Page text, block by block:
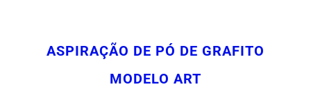
ASPIRAÇÃO DE PÓ DE GRAFITO
MODELO ART